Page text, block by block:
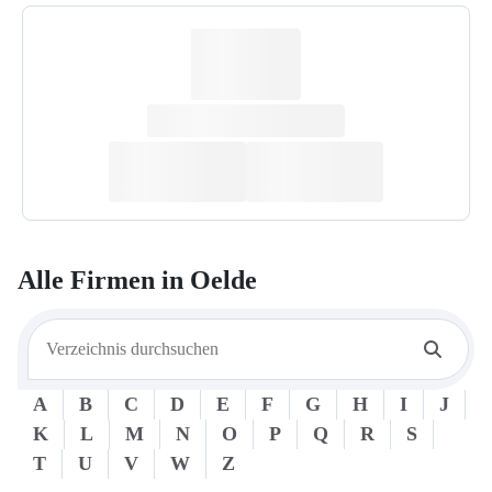
Alle Firmen in Oelde
A B C D E F G H I
J
K
L M N O P Q R
S
T
U V W Z